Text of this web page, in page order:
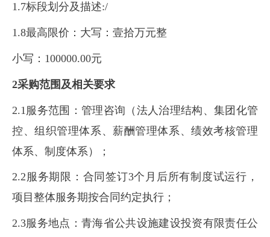
1.7标段划分及描述:/
1.8最高限价：大写：壹拾万元整
小写：100000.00元
2采购范围及相关要求
2.1服务范围：管理咨询（法人治理结构、集团化管
控、组织管理体系、薪酬管理体系、绩效考核管理
体系、制度体系）；
2.2服务期限：合同签订3个月后所有制度试运行，
项目整体服务期按合同约定执行；
2.3服务地点：青海省公共设施建设投资有限责任公